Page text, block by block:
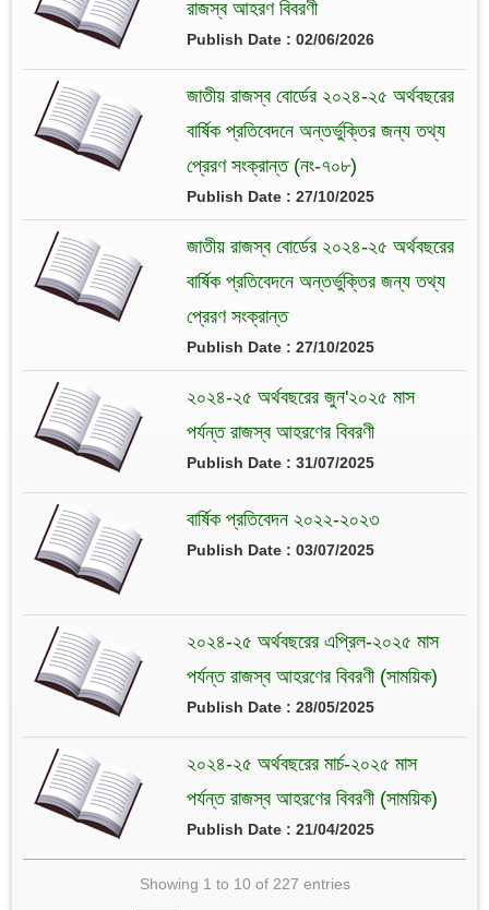
রাজস্ব আহরণ বিবরণী
Publish Date : 02/06/2026
জাতীয় রাজস্ব বোর্ডের ২০২৪-২৫ অর্থবছরের
বার্ষিক প্রতিবেদনে অন্তর্ভুক্তির জন্য তথ্য
প্রেরণ সংক্রান্ত (নং-৭০৮)
Publish Date : 27/10/2025
জাতীয় রাজস্ব বোর্ডের ২০২৪-২৫ অর্থবছরের
বার্ষিক প্রতিবেদনে অন্তর্ভুক্তির জন্য তথ্য
প্রেরণ সংক্রান্ত
Publish Date : 27/10/2025
২০২৪-২৫ অর্থবছরের জুন'২০২৫ মাস
পর্যন্ত রাজস্ব আহরণের বিবরণী
Publish Date : 31/07/2025
বার্ষিক প্রতিবেদন ২০২২-২০২৩
Publish Date : 03/07/2025
২০২৪-২৫ অর্থবছরের এপ্রিল-২০২৫ মাস
পর্যন্ত রাজস্ব আহরণের বিবরণী (সাময়িক)
Publish Date : 28/05/2025
২০২৪-২৫ অর্থবছরের মার্চ-২০২৫ মাস
পর্যন্ত রাজস্ব আহরণের বিবরণী (সাময়িক)
Publish Date : 21/04/2025
Showing 1 to 10 of 227 entries